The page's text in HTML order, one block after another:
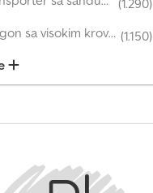
Furgon sa visokim krovom i kombi sa visokim krovom (1.150)